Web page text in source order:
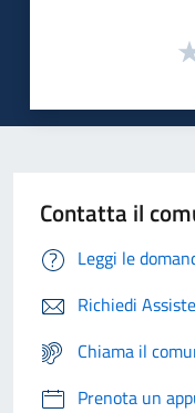
Contatta il
Leggi le
Richiedi
Chiama il
Prenota un